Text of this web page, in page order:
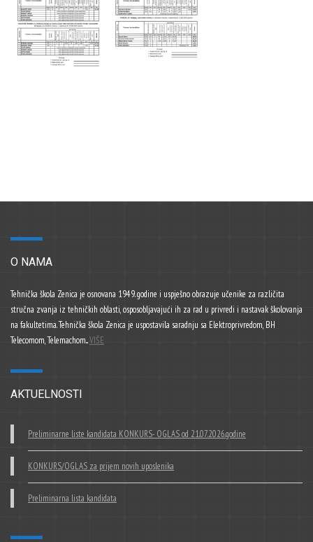
O NAMA
Tehnička škola Zenica je osnovana 1949. godine i uspješno obrazuje učenike za različita
stručna zvanja iz tehničkih oblasti, osposobljavajući ih za rad u privredi i nastavak školovanja
na fakultetima. Tehnička škola Zenica je uspostavila saradnju sa Elektroprivredom, BH
Telecomom, Telemachom...VIŠE
AKTUELNOSTI
Preliminarne liste kandidata KONKURS- OGLAS od 21.07.2026.godine
KONKURS/OGLAS za prijem novih uposlenika
Preliminarna lista kandidata